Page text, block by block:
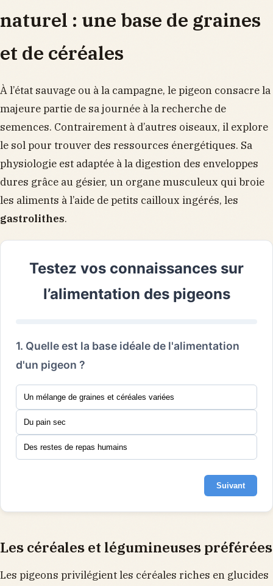
naturel : une base de graines
et de céréales
À l’état sauvage ou à la campagne, le pigeon consacre la
majeure partie de sa journée à la recherche de
semences. Contrairement à d’autres oiseaux, il explore
le sol pour trouver des ressources énergétiques. Sa
physiologie est adaptée à la digestion des enveloppes
dures grâce au gésier, un organe musculeux qui broie
les aliments à l’aide de petits cailloux ingérés, les
gastrolithes.
Testez vos connaissances sur
l’alimentation des pigeons
1. Quelle est la base idéale de l'alimentation
d'un pigeon ?
Un mélange de graines et céréales variées
Du pain sec
Des restes de repas humains
Suivant
Les céréales et légumineuses préférées
Les pigeons privilégient les céréales riches en glucides